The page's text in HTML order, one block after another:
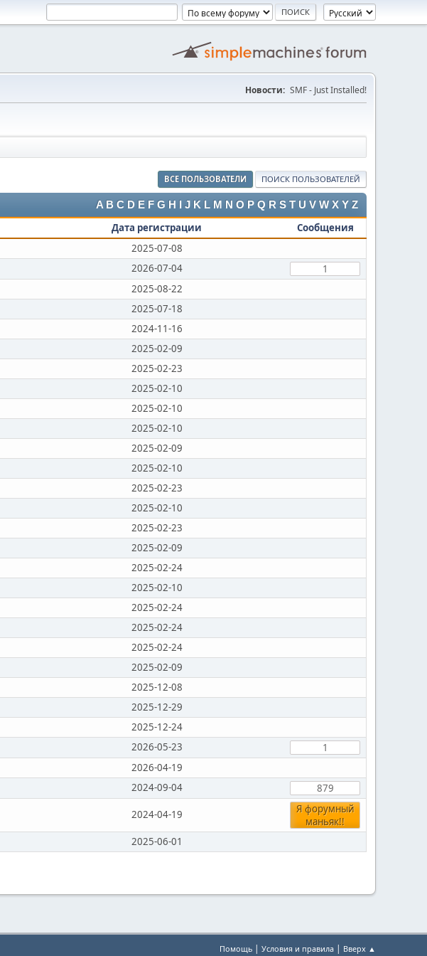
Новости: SMF - Just Installed!
ВСЕ ПОЛЬЗОВАТЕЛИ ПОИСК ПОЛЬЗОВАТЕЛЕЙ
A B C D E F G H J K L M N O P Q R S T U V W X Y Z
Дата регистрации
Сообщения
2025-07-08
2026-07-04
1
2025-08-22
2025-07-18
2024-11-16
2025-02-09
2025-02-23
2025-02-10
2025-02-10
2025-02-10
2025-02-09
2025-02-10
2025-02-23
2025-02-10
2025-02-23
2025-02-09
2025-02-24
2025-02-10
2025-02-24
2025-02-24
2025-02-24
2025-02-09
2025-12-08
2025-12-29
2025-12-24
2026-05-23
1
2026-04-19
2024-09-04 879
2024-04-19
Я форумный
маньяк!!
2025-06-01
Помощь | Условия и правила | Вверх ▲